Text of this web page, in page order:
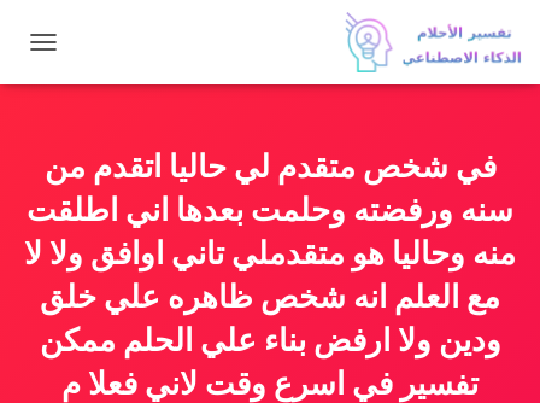
ب
ت
ن
ق
في شخص متقدم لي حاليا اتقدم من
سنه ورفضته وحلمت بعدها اني اطلقت
منه وحاليا هو متقدملي تاني اوافق ولا لا
مع العلم انه شخص ظاهره علي خلق
ودين ولا ارفض بناء علي الحلم ممكن
تفسير في اسرع وقت لاني فعلا م